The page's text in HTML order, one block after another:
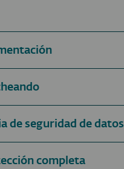
de seguridad de datos
completa